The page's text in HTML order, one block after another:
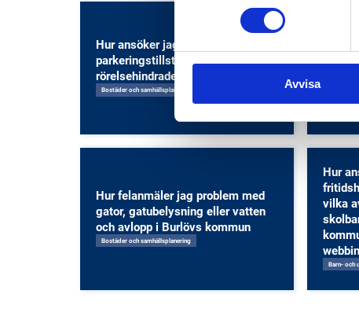
Avvisa
Hur ansöker jag om
parkeringstillstånd för
rörelsehindrade?
Bostäder och samhällsplanering
Hur
Hur felanmäler jag problem med
gator, gatubelysning eller vatten
och avlopp i Burlövs kommun
Bostäder och samhällsplanering
Hur
vilka
Barn- och